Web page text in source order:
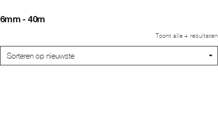
6mm - 40m
Toont alle 4 resultaten